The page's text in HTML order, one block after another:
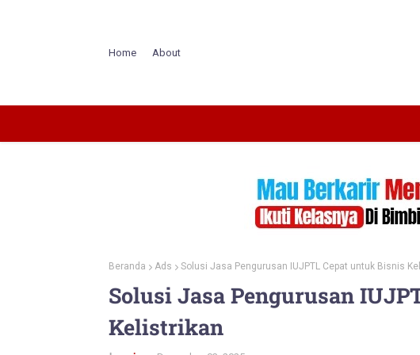
Home About
Beranda Ads Solusi Jasa Pengurusan IUJPTL Cepat untuk Bisnis
Solusi Jasa Pengurusan
Kelistrikan